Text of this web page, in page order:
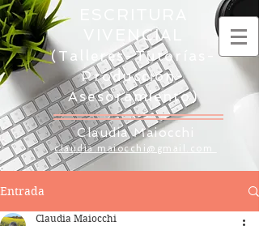
VIVENCIAL
(Talleres-Tutorías-
Producción-
Asesoramiento)
Claudia Maiocchi
claudia.maiocchi@gmail.com
Entrada
Claudia Maiocchi